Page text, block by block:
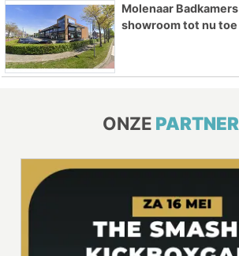
Molenaar
showroom tot nu
ONZE